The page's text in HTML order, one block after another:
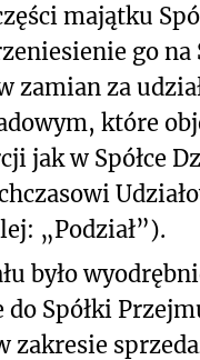
majątku
go na
zamian za
które
jak w Spółce
„Podział”).
było
Spółki
zakresie